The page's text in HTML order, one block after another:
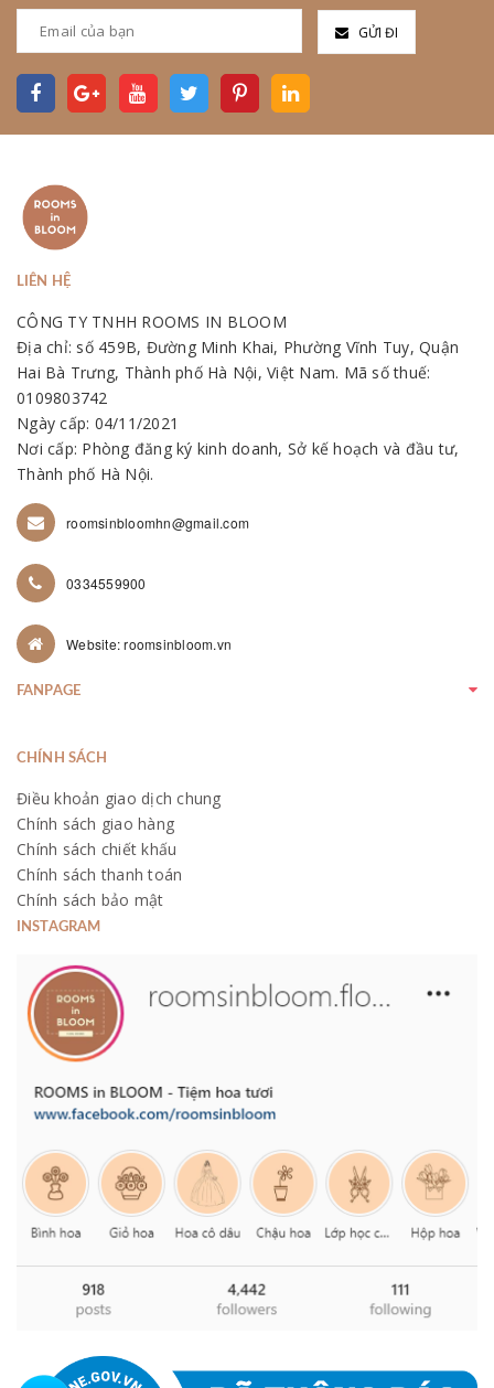
GỬI ĐI
LIÊN HỆ
CÔNG TY TNHH ROOMS IN BLOOM
Địa chỉ: số 459B, Đường Minh Khai, Phường Vĩnh Tuy, Quận
Hai Bà Trưng, Thành phố Hà Nội, Việt Nam. Mã số thuế:
0109803742
Ngày cấp: 04/11/2021
Nơi cấp: Phòng đăng ký kinh doanh, Sở kế hoạch và đầu tư,
Thành phố Hà Nội.
roomsinbloomhn@gmail.com
0334559900
Website: roomsinbloom.vn
FANPAGE
CHÍNH SÁCH
Điều khoản giao dịch chung
Chính sách giao hàng
Chính sách chiết khấu
Chính sách thanh toán
Chính sách bảo mật
INSTAGRAM